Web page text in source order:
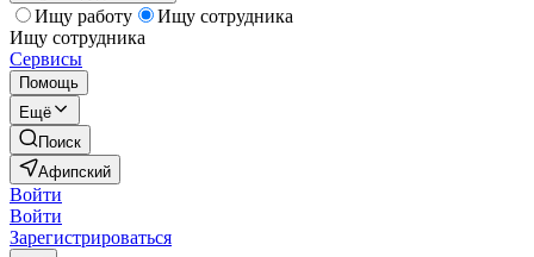
Ищу работу
Ищу сотрудника
Ищу сотрудника
Сервисы
Помощь
Ещё
Поиск
Афипский
Войти
Войти
Зарегистрироваться